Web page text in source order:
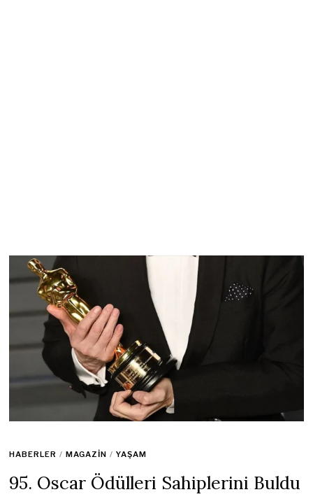
HABERLER / MAGAZIN / YAŞAM
95. Oscar Ödülleri Sahiplerini Buldu